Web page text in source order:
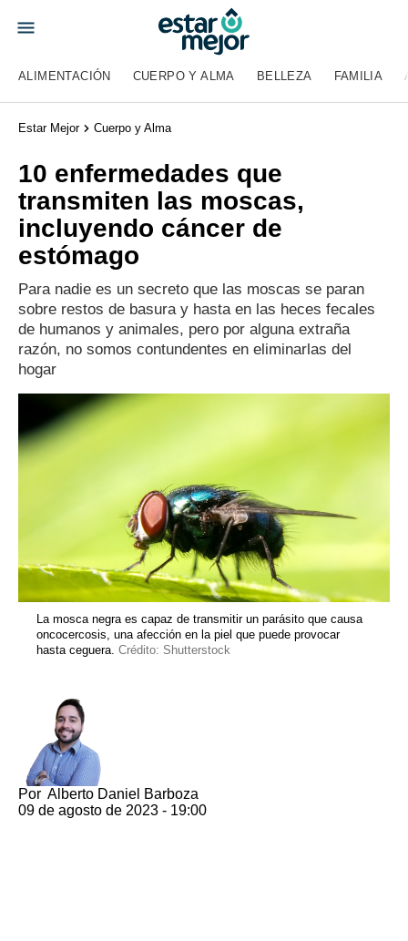
ALIMENTACIÓN CUERPO Y ALMA BELLEZA FAMILIA
Estar Mejor Cuerpo y Alma
10 enfermedades que
transmiten las moscas,
incluyendo cáncer de
estómago
Para nadie es un secreto que las moscas se paran
sobre restos de basura y hasta en las heces fecales
de humanos y animales, pero por alguna extraña
razón, no somos contundentes en eliminarlas del
hogar
La mosca negra es capaz de transmitir un parásito que causa
oncocercosis, una afección en la piel que puede provocar
hasta ceguera. Crédito: Shutterstock
Por Alberto Daniel Barboza
09 de agosto de 2023 - 19:00